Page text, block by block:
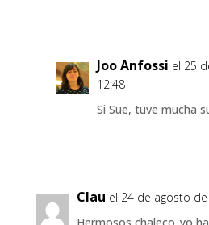
Joo Anfossi el 25
12:48
Si Sue, tuve mucha
Clau el 24 de agosto